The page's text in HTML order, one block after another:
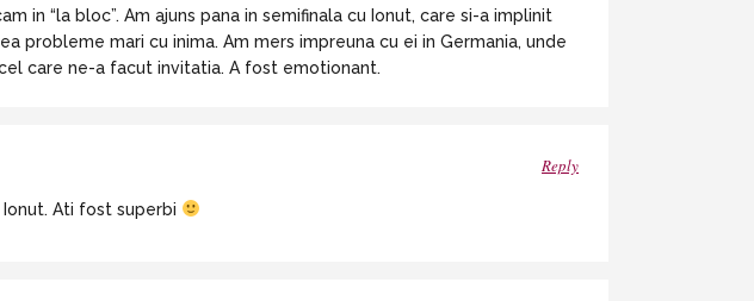
in “la bloc”. Am ajuns pana in semifinala cu Ionut, care si-a implinit
probleme mari cu inima. Am mers impreuna cu ei in Germania, unde
care ne-a facut invitatia. A fost emotionant.
Reply
Ionut. Ati fost superbi